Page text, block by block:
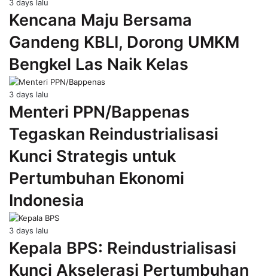
3 days lalu
Kencana Maju Bersama
Gandeng KBLI, Dorong UMKM
Bengkel Las Naik Kelas
3 days lalu
Menteri PPN/Bappenas
Tegaskan Reindustrialisasi
Kunci Strategis untuk
Pertumbuhan Ekonomi
Indonesia
3 days lalu
Kepala BPS: Reindustrialisasi
Kunci Akselerasi Pertumbuhan